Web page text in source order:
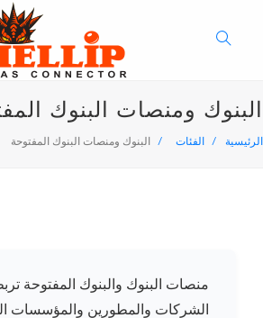
Search
Button
البنوك ومنصات البنوك
الرئيسية الفئات البنوك ومنصات البنوك المفتوحة
منصات البنوك والبنوك المفتوحة
الشركات والمطورين والمؤسسات